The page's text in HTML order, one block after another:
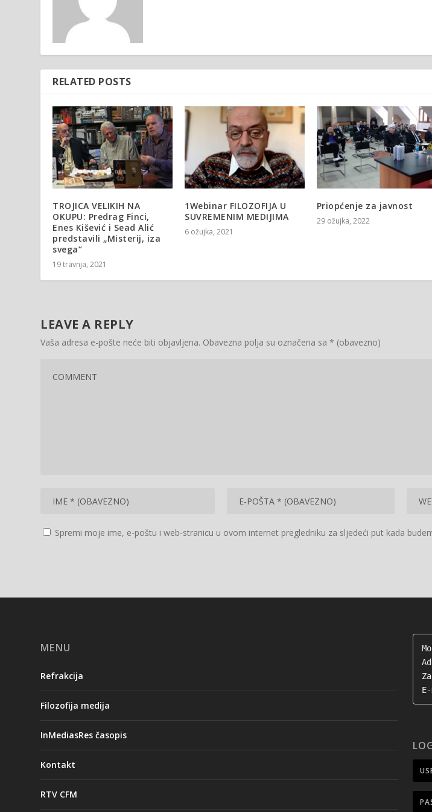
RELATED POSTS
TROJICA VELIKIH NA
OKUPU: Predrag Finci,
Enes Kišević i Sead Alić
predstavili „Misterij, iza
svega“
19 travnja, 2021
1Webinar FILOZOFIJA U
SUVREMENIM MEDIJIMA
6 ožujka, 2021
Priopćenje za javnost
29 ožujka, 2022
LEAVE A REPLY
Vaša adresa e-pošte neće biti objavljena. Obavezna polja su označena sa* (obavezno)
Spremi moje ime, e-poštu i web-stranicu u ovom internet pregledniku za sljedeći put kada
MENU
Refrakcija
Filozofija medija
InMediasRes časopis
Kontakt
RTV CFM